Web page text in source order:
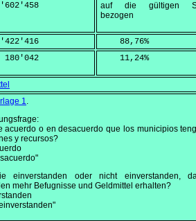
auf die gültigen
bezogen
    88,76
%
180'042
    11,24
%
1.
acuerdo o en desacuerdo que los municipios
y recursos?
einverstanden oder nicht einverstanden,
mehr Befugnisse und Geldmittel erhalten?